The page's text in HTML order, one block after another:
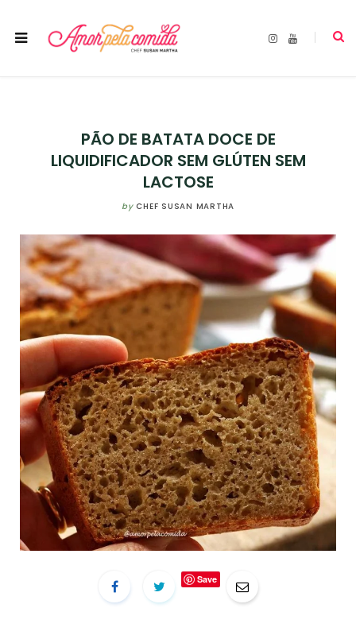
I
Y
PÃO DE BATATA DOCE DE
LIQUIDIFICADOR SEM GLÚTEN SEM
LACTOSE
by CHEF SUSAN MARTHA
Save